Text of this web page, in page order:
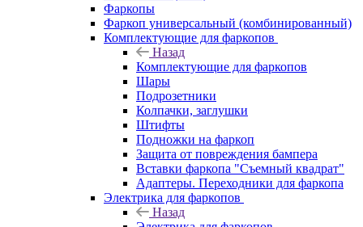
Фаркопы
Фаркоп универсальный (комбинированный)
Комплектующие для фаркопов
Назад
Комплектующие для фаркопов
Шары
Подрозетники
Колпачки, заглушки
Штифты
Подножки на фаркоп
Защита от повреждения бампера
Вставки фаркопа "Съемный квадрат"
Адаптеры. Переходники для фаркопа
Электрика для фаркопов
Назад